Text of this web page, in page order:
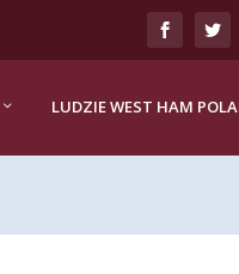
LUDZIE WEST HAM